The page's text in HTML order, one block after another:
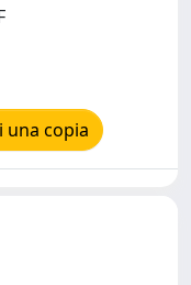
una copia